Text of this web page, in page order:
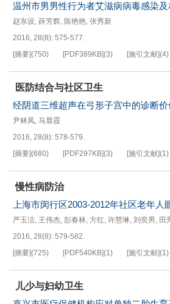
温州市男男性行为者艾滋病病毒感染
赵东设, 薛芳辉, 陈艳艳, 张秀新
2016, 28(8): 575-577.
[摘要](750) [PDF389KB](3) [施引文献](4)
医防结合与社区卫生
经阴道三维超声在弓形子宫中的诊断价
尹林凤, 马晨霞
2016, 28(8): 578-579.
[摘要](680) [PDF297KB](3) [施引文献](1)
慢性病防治
上海市闵行区2003-2012年社区老年
严玉洁, 王伟杰, 彭春林, 方红, 许慧琳, 刘奕男, 田
2016, 28(8): 579-582.
[摘要](725) [PDF540KB](1) [施引文献](1)
儿少与妇幼卫生